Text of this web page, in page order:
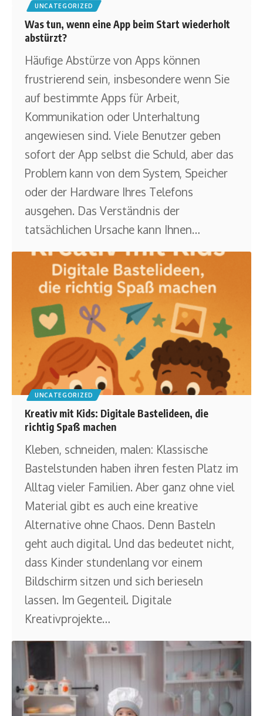
UNCATEGORIZED
Was tun, wenn eine App beim Start wiederholt
abstürzt?
Häufige Abstürze von Apps können
frustrierend sein, insbesondere wenn Sie
auf bestimmte Apps für Arbeit,
Kommunikation oder Unterhaltung
angewiesen sind. Viele Benutzer geben
sofort der App selbst die Schuld, aber das
Problem kann von dem System, Speicher
oder der Hardware Ihres Telefons
ausgehen. Das Verständnis der
tatsächlichen Ursache kann Ihnen…
UNCATEGORIZED
Kreativ mit Kids: Digitale Bastelideen, die
richtig Spaß machen
Kleben, schneiden, malen: Klassische
Bastelstunden haben ihren festen Platz im
Alltag vieler Familien. Aber ganz ohne viel
Material gibt es auch eine kreative
Alternative ohne Chaos. Denn Basteln
geht auch digital. Und das bedeutet nicht,
dass Kinder stundenlang vor einem
Bildschirm sitzen und sich berieseln
lassen. Im Gegenteil. Digitale
Kreativprojekte…